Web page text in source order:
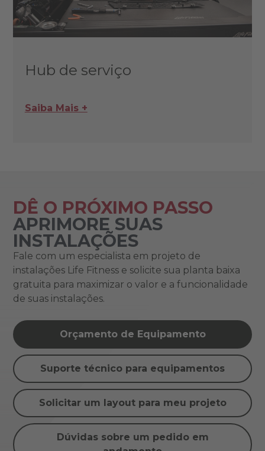
Hub de serviço
Saiba Mais +
DÊ O PRÓXIMO PASSO
APRIMORE SUAS
INSTALAÇÕES
Fale com um especialista em projeto de
instalações Life Fitness e solicite sua planta baixa
gratuita para maximizar o valor e a funcionalidade
de suas instalações.
Orçamento de Equipamento
Suporte técnico para equipamentos
Solicitar um layout para meu projeto
Dúvidas sobre um pedido em